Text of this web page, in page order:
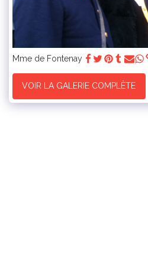
Mme de Fontenay
VOIR LA GALERIE COMPLÈTE